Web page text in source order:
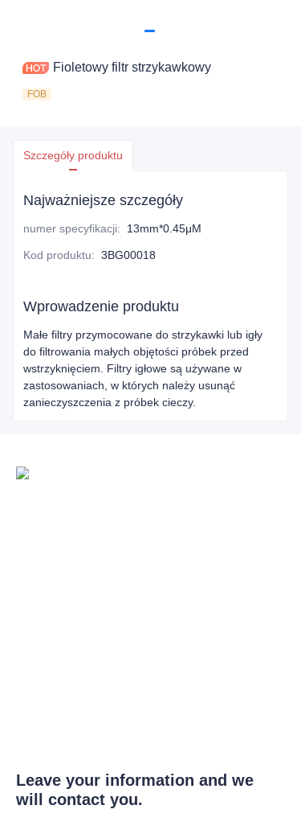
Fioletowy filtr strzykawkowy
FOB
Szczegóły produktu
Najważniejsze szczegóły
numer specyfikacji: 13mm*0.45μM
Kod produktu: 3BG00018
Wprowadzenie produktu
Małe filtry przymocowane do strzykawki lub igły
do filtrowania małych objętości próbek przed
wstrzyknięciem. Filtry igłowe są używane w
zastosowaniach, w których należy usunąć
zanieczyszczenia z próbek cieczy.
Leave your information and we
will contact you.